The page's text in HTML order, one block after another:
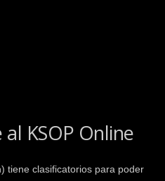
KSOP Online
tiene clasificatorios para poder